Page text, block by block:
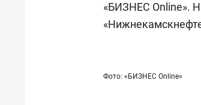
«БИЗНЕС Online».
Фото: «БИЗНЕС Online»